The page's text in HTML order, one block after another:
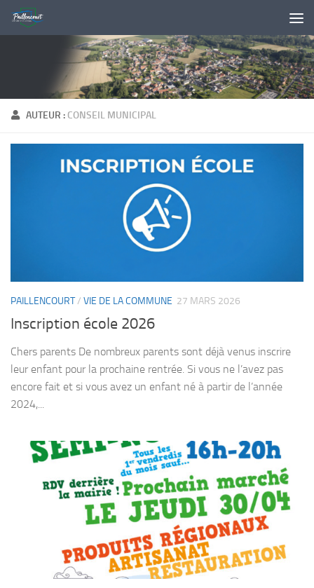
Skip to content
AUTEUR : CONSEIL MUNICIPAL
PAILLENCOURT/ VIE DE LA COMMUNE 27 MARS 2026
Inscription école 2026
Chers parents De nombreux parents sont déjà venus inscrire
leur enfant pour la prochaine rentrée. Si vous ne l’avez pas
encore fait et si vous avez un enfant né à partir de l’année
2024,...